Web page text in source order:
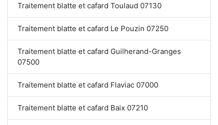
Traitement blatte et cafard Toulaud 07130
Traitement blatte et cafard Le Pouzin 07250
Traitement blatte et cafard Guilherand-Granges
07500
Traitement blatte et cafard Flaviac 07000
Traitement blatte et cafard Baix 07210